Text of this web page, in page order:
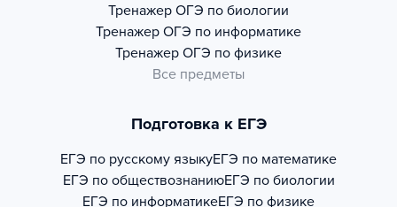
Тренажер ОГЭ по биологии
Тренажер ОГЭ по информатике
Тренажер ОГЭ по физике
Все предметы
Подготовка к ЕГЭ
ЕГЭ по русскому языкуЕГЭ по математике
ЕГЭ по обществознаниюЕГЭ по биологии
ЕГЭ по информатикеЕГЭ по физике